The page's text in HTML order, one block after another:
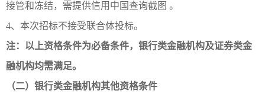
接管和冻结，需提供信用中国查询截图 。
4、本次招标不接受联合体投标。
注：以上资格条件为必备条件，银行类金融机构及证券类金
融机构均需满足。
（二）银行类金融机构其他资格条件